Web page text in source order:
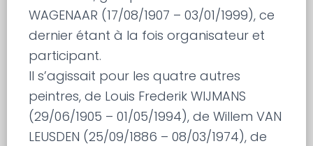
WAGENAAR (17/08/1907 – 03/01/1999), ce
dernier étant à la fois organisateur et
participant.
Il s’agissait pour les quatre autres
peintres, de Louis Frederik WIJMANS
(29/06/1905 – 01/05/1994), de Willem VAN
LEUSDEN (25/09/1886 – 08/03/1974), de